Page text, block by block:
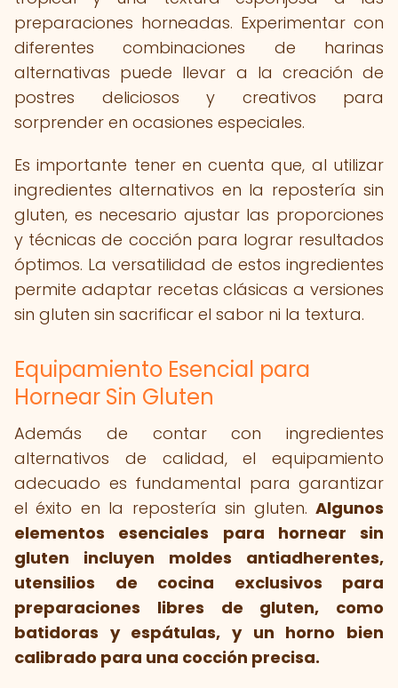
preparaciones horneadas. Experimentar con
diferentes combinaciones de harinas
alternativas puede llevar a la creación de
postres deliciosos y creativos para
sorprender en ocasiones especiales.
Es importante tener en cuenta que, al utilizar
ingredientes alternativos en la repostería sin
gluten, es necesario ajustar las proporciones
y técnicas de cocción para lograr resultados
óptimos. La versatilidad de estos ingredientes
permite adaptar recetas clásicas a versiones
sin gluten sin sacrificar el sabor ni la textura.
Equipamiento Esencial para
Hornear Sin Gluten
Además de contar con ingredientes
alternativos de calidad, el equipamiento
adecuado es fundamental para garantizar
el éxito en la repostería sin gluten. Algunos
elementos esenciales para hornear sin
gluten incluyen moldes antiadherentes,
utensilios de cocina exclusivos para
preparaciones libres de gluten, como
batidoras y espátulas, y un horno bien
calibrado para una cocción precisa.